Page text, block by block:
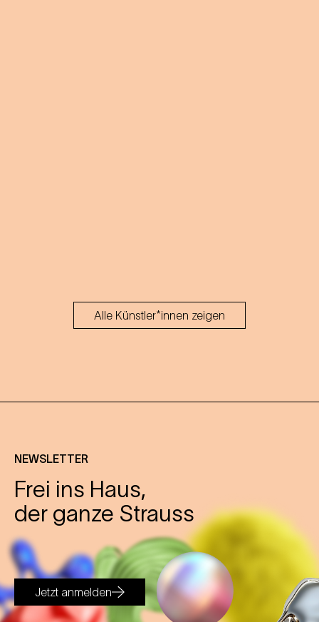
Alle Künstler*innen zeigen
NEWSLETTER
Frei ins Haus,
der ganze Strauss
Jetzt anmelden